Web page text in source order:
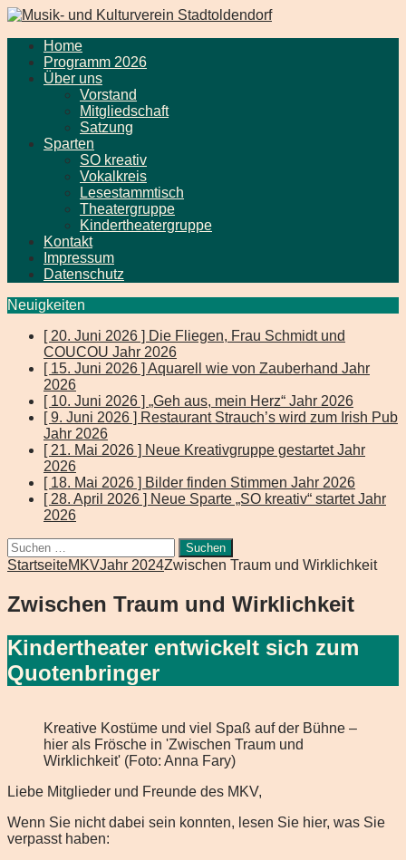
Home
Programm 2026
Über uns
Vorstand
Mitgliedschaft
Satzung
Sparten
SO kreativ
Vokalkreis
Lesestammtisch
Theatergruppe
Kindertheatergruppe
Kontakt
Impressum
Datenschutz
Neuigkeiten
[ 20. Juni 2026 ] Die Fliegen, Frau Schmidt und
COUCOU Jahr 2026
[ 15. Juni 2026 ] Aquarell wie von Zauberhand Jahr
2026
[ 10. Juni 2026 ] „Geh aus, mein Herz“ Jahr 2026
[ 9. Juni 2026 ] Restaurant Strauch’s wird zum Irish Pub
Jahr 2026
[ 21. Mai 2026 ] Neue Kreativgruppe gestartetJahr
2026
[ 18. Mai 2026 ] Bilder finden Stimmen Jahr 2026
[ 28. April 2026 ] Neue Sparte „SO kreativ“ startetJahr
2026
Suchen
nach:
StartseiteMKVJahr 2024Zwischen Traum und Wirklichkeit
Zwischen Traum und Wirklichkeit
Kindertheater entwickelt sich zum
Quotenbringer
Kreative Kostüme und viel Spaß auf der Bühne –
hier als Frösche in 'Zwischen Traum und
Wirklichkeit' (Foto: Anna Fary)
Liebe Mitglieder und Freunde des MKV,
Wenn Sie nicht dabei sein konnten, lesen Sie hier, was Sie
verpasst haben: